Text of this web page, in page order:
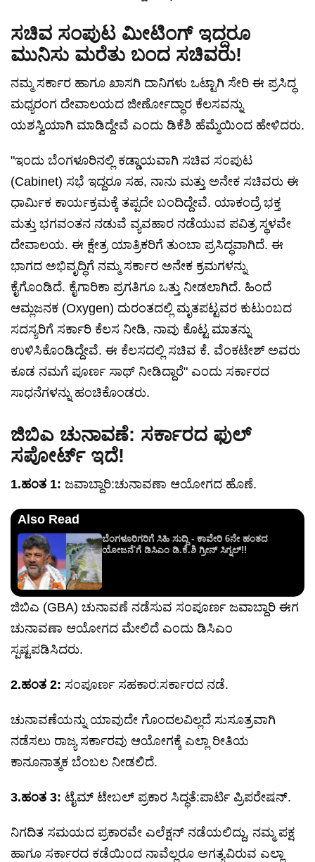
ಸಚಿವ ಸಂಪುಟ ಮೀಟಿಂಗ್ ಇದ್ದರೂ
ಮುನಿಸು ಮರೆತು ಬಂದ ಸಚಿವರು!
ನಮ್ಮ ಸರ್ಕಾರ ಹಾಗೂ ಖಾಸಗಿ ದಾನಿಗಳು ಒಟ್ಟಾಗಿ ಸೇರಿ ಈ ಪ್ರಸಿದ್ಧ
ಮಧ್ಯರಂಗ ದೇವಾಲಯದ ಜೀರ್ಣೋದ್ಧಾರ ಕೆಲಸವನ್ನು
ಯಶಸ್ವಿಯಾಗಿ ಮಾಡಿದ್ದೇವೆ ಎಂದು ಡಿಕೆಶಿ ಹೆಮ್ಮೆಯಿಂದ ಹೇಳಿದರು.
"ಇಂದು ಬೆಂಗಳೂರಿನಲ್ಲಿ ಕಡ್ಡಾಯವಾಗಿ ಸಚಿವ ಸಂಪುಟ
(Cabinet) ಸಭೆ ಇದ್ದರೂ ಸಹ, ನಾನು ಮತ್ತು ಅನೇಕ ಸಚಿವರು ಈ
ಧಾರ್ಮಿಕ ಕಾರ್ಯಕ್ರಮಕ್ಕೆ ತಪ್ಪದೇ ಬಂದಿದ್ದೇವೆ. ಯಾಕಂದ್ರೆ ಭಕ್ತ
ಮತ್ತು ಭಗವಂತನ ನಡುವೆ ವ್ಯವಹಾರ ನಡೆಯುವ ಪವಿತ್ರ ಸ್ಥಳವೇ
ದೇವಾಲಯ. ಈ ಕ್ಷೇತ್ರ ಯಾತ್ರಿಕರಿಗೆ ತುಂಬಾ ಪ್ರಸಿದ್ಧವಾಗಿದೆ. ಈ
ಭಾಗದ ಅಭಿವೃದ್ಧಿಗೆ ನಮ್ಮ ಸರ್ಕಾರ ಅನೇಕ ಕ್ರಮಗಳನ್ನು
ಕೈಗೊಂಡಿದೆ. ಕೈಗಾರಿಕಾ ಪ್ರಗತಿಗೂ ಒತ್ತು ನೀಡಲಾಗಿದೆ. ಹಿಂದೆ
ಆಮ್ಲಜನಕ (Oxygen) ದುರಂತದಲ್ಲಿ ಮೃತಪಟ್ಟವರ ಕುಟುಂಬದ
ಸದಸ್ಯರಿಗೆ ಸರ್ಕಾರಿ ಕೆಲಸ ನೀಡಿ, ನಾವು ಕೊಟ್ಟ ಮಾತನ್ನು
ಉಳಿಸಿಕೊಂಡಿದ್ದೇವೆ. ಈ ಕೆಲಸದಲ್ಲಿ ಸಚಿವ ಕೆ. ವೆಂಕಟೇಶ್ ಅವರು
ಕೂಡ ನಮಗೆ ಪೂರ್ಣ ಸಾಥ್ ನೀಡಿದ್ದಾರೆ" ಎಂದು ಸರ್ಕಾರದ
ಸಾಧನೆಗಳನ್ನು ಹಂಚಿಕೊಂಡರು.
ಜಿಬಿಎ ಚುನಾವಣೆ: ಸರ್ಕಾರದ ಫುಲ್
ಸಪೋರ್ಟ್ ಇದೆ!
1.ಹಂತ 1: ಜವಾಬ್ದಾರಿ:ಚುನಾವಣಾ ಆಯೋಗದ ಹೊಣೆ.
Also Read
ಬೆಂಗಳೂರಿಗರಿಗೆ ಸಿಹಿ ಸುದ್ದಿ - ಕಾವೇರಿ 6ನೇ ಹಂತದ
ಯೋಜನೆ'ಗೆ ಡಿಸಿಎಂ ಡಿ.ಕೆ.ಶಿ ಗ್ರೀನ್ ಸಿಗ್ನಲ್!!
ಜಿಬಿಎ (GBA) ಚುನಾವಣೆ ನಡೆಸುವ ಸಂಪೂರ್ಣ ಜವಾಬ್ದಾರಿ ಈಗ
ಚುನಾವಣಾ ಆಯೋಗದ ಮೇಲಿದೆ ಎಂದು ಡಿಸಿಎಂ
ಸ್ಪಷ್ಟಪಡಿಸಿದರು.
2.ಹಂತ 2: ಸಂಪೂರ್ಣ ಸಹಕಾರ:ಸರ್ಕಾರದ ನಡೆ.
ಚುನಾವಣೆಯನ್ನು ಯಾವುದೇ ಗೊಂದಲವಿಲ್ಲದೆ ಸುಸೂತ್ರವಾಗಿ
ನಡೆಸಲು ರಾಜ್ಯ ಸರ್ಕಾರವು ಆಯೋಗಕ್ಕೆ ಎಲ್ಲಾ ರೀತಿಯ
ಕಾನೂನಾತ್ಮಕ ಬೆಂಬಲ ನೀಡಲಿದೆ.
3.ಹಂತ 3: ಟೈಮ್ ಟೇಬಲ್ ಪ್ರಕಾರ ಸಿದ್ಧತೆ:ಪಾರ್ಟಿ ಪ್ರಿಪರೇಷನ್.
ನಿಗದಿತ ಸಮಯದ ಪ್ರಕಾರವೇ ಎಲೆಕ್ಷನ್ ನಡೆಯಲಿದ್ದು, ನಮ್ಮ ಪಕ್ಷ
ಹಾಗೂ ಸರ್ಕಾರದ ಕಡೆಯಿಂದ ನಾವೆಲ್ಲರೂ ಅಗತ್ಯವಿರುವ ಎಲ್ಲಾ